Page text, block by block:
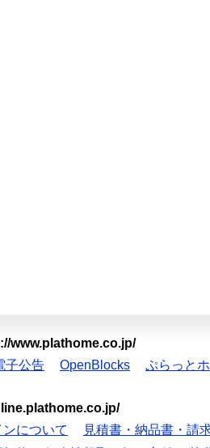
www.plathome.co.jp/
子公告 OpenBlocks ぷらっと
について 見積書・納品書・請